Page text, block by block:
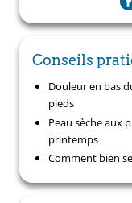
Conseils
Douleur en bas
pieds
Peau sèche aux
printemps
Comment bien